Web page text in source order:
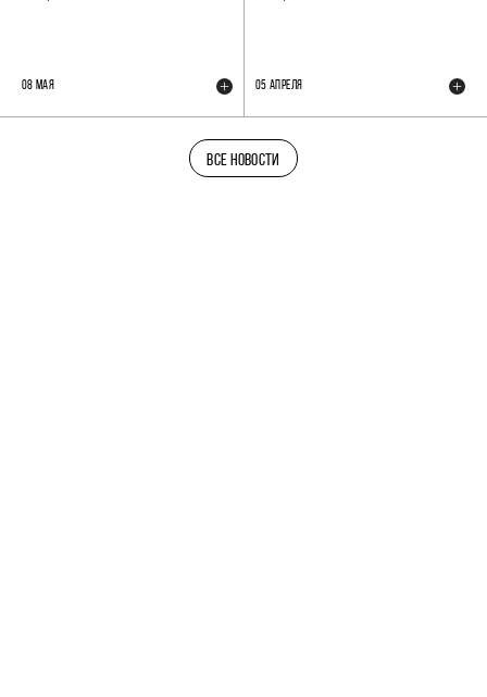
08 МАЯ 05 АПРЕЛЯ
ВСЕ НОВОСТИ